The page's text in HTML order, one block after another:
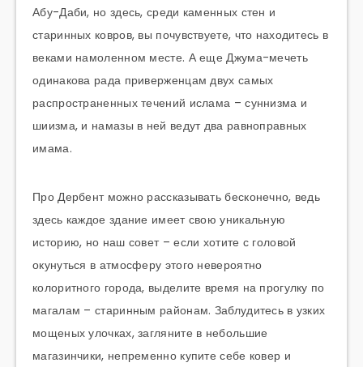
Абу-Даби, но здесь, среди каменных стен и
старинных ковров, вы почувствуете, что находитесь в
веками намоленном месте. А еще Джума-мечеть
одинакова рада приверженцам двух самых
распространенных течений ислама – суннизма и
шиизма, и намазы в ней ведут два равноправных
имама.
Про Дербент можно рассказывать бесконечно, ведь
здесь каждое здание имеет свою уникальную
историю, но наш совет – если хотите с головой
окунуться в атмосферу этого невероятно
колоритного города, выделите время на прогулку по
магалам – старинным районам. Заблудитесь в узких
мощеных улочках, загляните в небольшие
магазинчики, непременно купите себе ковер и